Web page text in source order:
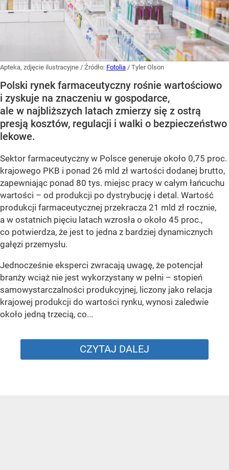
Apteka, zdjęcie ilustracyjne / Źródło: Fotolia / Tyler Olson
Polski rynek farmaceutyczny rośnie wartościowo
i zyskuje na znaczeniu w gospodarce,
ale w najbliższych latach zmierzy się z ostrą
presją kosztów, regulacji i walki o bezpieczeństwo
lekowe.
Sektor farmaceutyczny w Polsce generuje około 0,75 proc.
krajowego PKB i ponad 26 mld zł wartości dodanej brutto,
zapewniając ponad 80 tys. miejsc pracy w całym łańcuchu
wartości – od produkcji po dystrybucję i detal. Wartość
produkcji farmaceutycznej przekracza 21 mld zł rocznie,
a w ostatnich pięciu latach wzrosła o około 45 proc.,
co potwierdza, że jest to jedna z bardziej dynamicznych
gałęzi przemysłu.
Jednocześnie eksperci zwracają uwagę, że potencjał
branży wciąż nie jest wykorzystany w pełni – stopień
samowystarczalności produkcyjnej, liczony jako relacja
krajowej produkcji do wartości rynku, wynosi zaledwie
około jedną trzecią, co...
CZYTAJ DALEJ